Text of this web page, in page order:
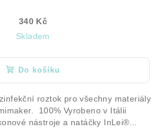
340 Kč
Skladem
Do košíku
roztok pro všechny materiály
100% Vyrobeno v Itálii
nástroje a natáčky InLei®...